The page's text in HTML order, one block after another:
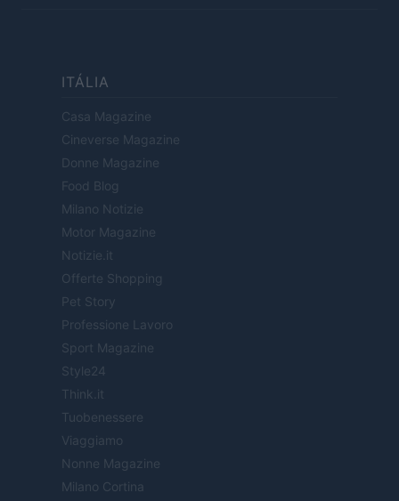
ITÁLIA
Casa Magazine
Cineverse Magazine
Donne Magazine
Food Blog
Milano Notizie
Motor Magazine
Notizie.it
Offerte Shopping
Pet Story
Professione Lavoro
Sport Magazine
Style24
Think.it
Tuobenessere
Viaggiamo
Nonne Magazine
Milano Cortina